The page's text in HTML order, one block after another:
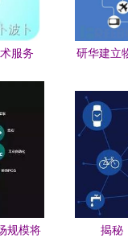
服务
研华建立
规模将
揭秘